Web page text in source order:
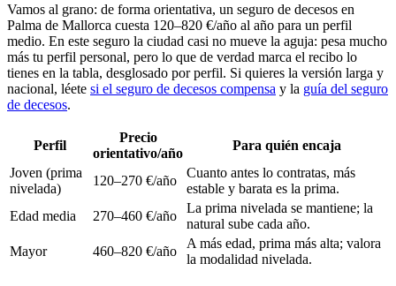
Vamos al grano: de forma orientativa, un seguro de decesos en
Palma de Mallorca cuesta 120–820 €/año al año para un perfil
medio. En este seguro la ciudad casi no mueve la aguja: pesa mucho
más tu perfil personal, pero lo que de verdad marca el recibo lo
tienes en la tabla, desglosado por perfil. Si quieres la versión larga y
nacional, léete si el seguro de decesos compensa y la guía del seguro
de decesos.
Perfil
Precio
orientativo/año
Para quién encaja
Joven (prima
nivelada)
120–270 €/año
Cuanto antes lo contratas, más
estable y barata es la prima.
Edad media
270–460 €/año
La prima nivelada se mantiene; la
natural sube cada año.
Mayor
460–820 €/año
A más edad, prima más alta; valora
la modalidad nivelada.